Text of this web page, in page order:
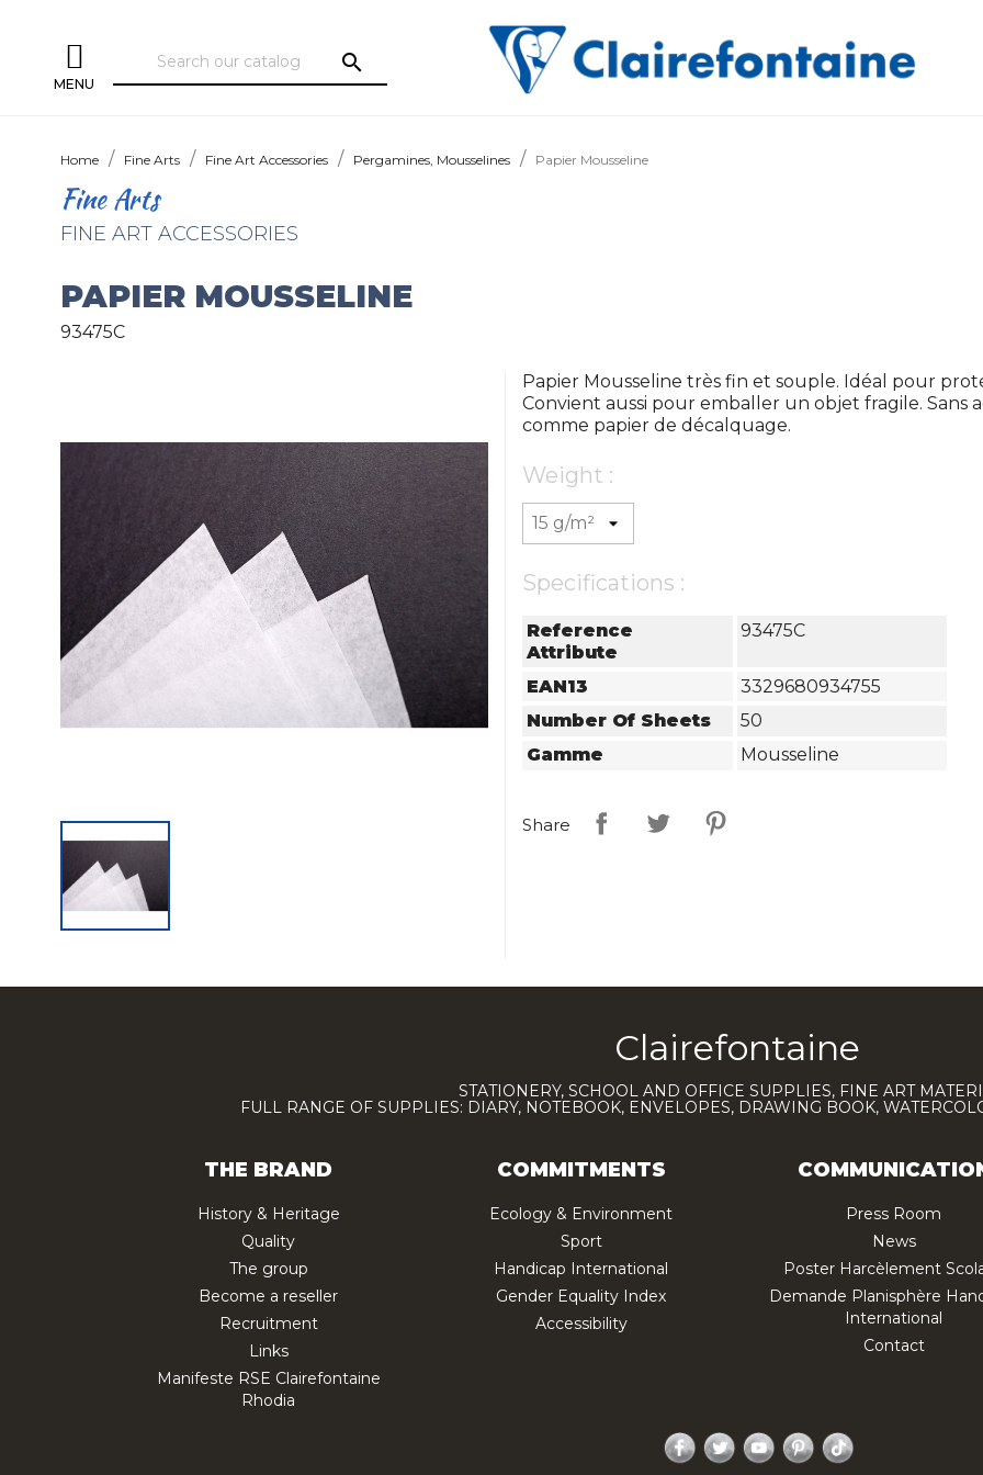
MENU
search
Home Fine Arts Fine Art Accessories Pergamines, Mousselines Papier Mousseline
Fine Arts
FINE ART ACCESSORIES
PAPIER MOUSSELINE
93475C
Papier Mousseline très fin et souple. Idéal pour
Convient aussi pour emballer un objet fragile.
comme papier de décalquage.
Weight :
Specifications :
Reference
Attribute
93475C
EAN13
3329680934755
Number Of Sheets
50
Gamme
Mousseline
Share
Clairefontaine
STATIONERY, SCHOOL AND OFFICE SUPPLIES, FINE ART
FULL RANGE OF SUPPLIES: DIARY, NOTEBOOK, ENVELOPES, DRAWING BOOK,
THE BRAND
History & Heritage
Quality
The group
Become a reseller
Recruitment
Links
Manifeste RSE Clairefontaine
Rhodia
COMMITMENTS
Ecology & Environment
Sport
Handicap International
Gender Equality Index
Accessibility
Press Room
News
Poster Harcèlement
Demande Planisphère
International
Contact
Facebook
TwitterYouTubePinterest